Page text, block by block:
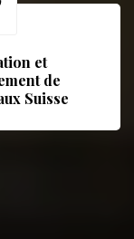
et
de
Suisse